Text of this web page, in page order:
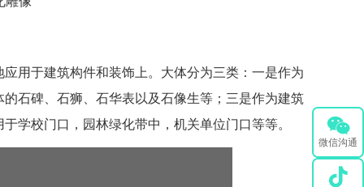
用于建筑构件和装饰上。大体分为三类：一是作为
石碑、石狮、石华表以及石像生等；三是作为建筑
学校门口，园林绿化带中，机关单位门口等等。
微信沟通